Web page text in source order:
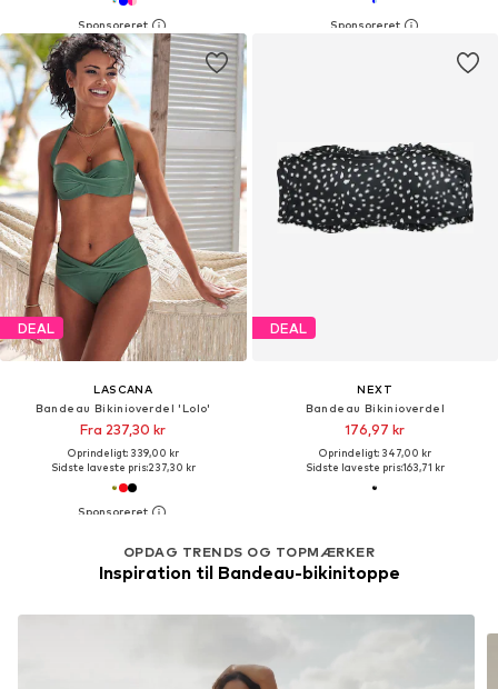
DEAL
LASCANA
Bandeau Bikinioverdel 'Lolo'
Fra 237,30 kr
Oprindeligt: 339,00 kr
Sidste laveste pris:237,30 kr
DEAL
NEXT
Bandeau Bikinioverdel
176,97 kr
Oprindeligt: 347,00 kr
Sidste laveste pris:163,71 kr
OPDAG TRENDS OG TOPMÆRKER
Inspiration til Bandeau-bikinitoppe